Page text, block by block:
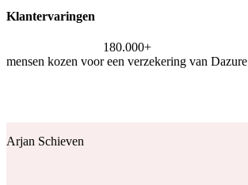
Klantervaringen
180.000+
mensen kozen voor een verzekering van Dazure
Arjan Schieven